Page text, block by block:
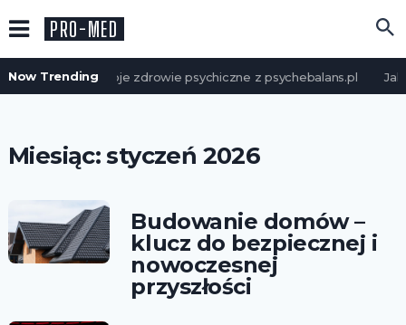
PRO-MED
Now Trending
Zadbaj o swoje zdrowie psychiczne z psychebalans.pl
Miesiąc:styczeń 2026
Budowanie domów –
klucz do bezpiecznej i
nowoczesnej
przyszłości